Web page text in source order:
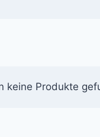
keine Produkte